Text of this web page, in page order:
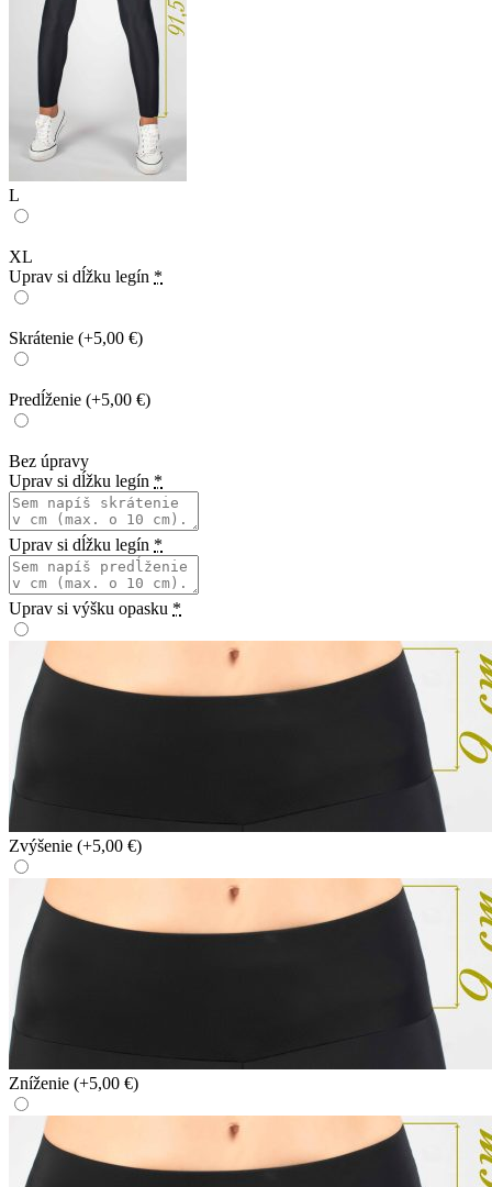
L
XL
Uprav si dĺžku legín *
Skrátenie (+5,00 €)
Predĺženie (+5,00 €)
Bez úpravy
Uprav si dĺžku legín *
Uprav si dĺžku legín *
Uprav si výšku opasku *
Zvýšenie (+5,00 €)
Zníženie (+5,00 €)